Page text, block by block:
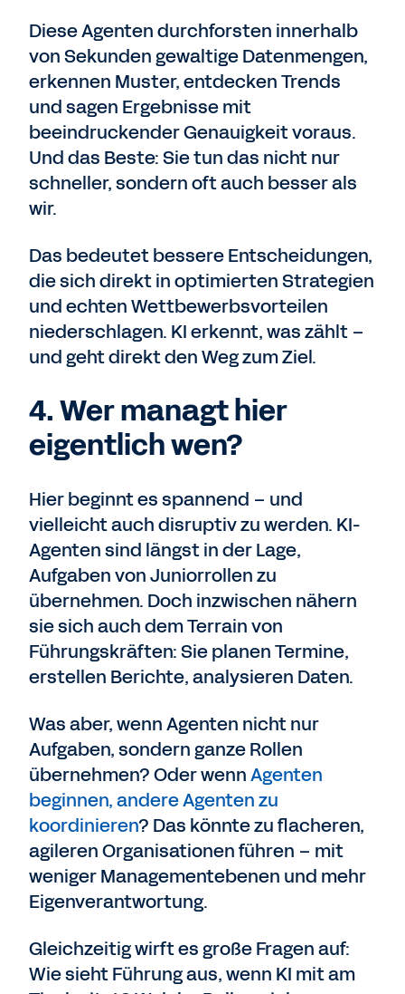
Diese Agenten durchforsten innerhalb
von Sekunden gewaltige Datenmengen,
erkennen Muster, entdecken Trends
und sagen Ergebnisse mit
beeindruckender Genauigkeit voraus.
Und das Beste: Sie tun das nicht nur
schneller, sondern oft auch besser als
wir.
Das bedeutet bessere Entscheidungen,
die sich direkt in optimierten Strategien
und echten Wettbewerbsvorteilen
niederschlagen. KI erkennt, was zählt –
und geht direkt den Weg zum Ziel.
4. Wer managt hier
eigentlich wen?
Hier beginnt es spannend – und
vielleicht auch disruptiv zu werden. KI-
Agenten sind längst in der Lage,
Aufgaben von Juniorrollen zu
übernehmen. Doch inzwischen nähern
sie sich auch dem Terrain von
Führungskräften: Sie planen Termine,
erstellen Berichte, analysieren Daten.
Was aber, wenn Agenten nicht nur
Aufgaben, sondern ganze Rollen
übernehmen? Oder wennAgenten
beginnen, andere Agenten zu
koordinieren? Das könnte zu flacheren,
agileren Organisationen führen – mit
weniger Managementebenen und mehr
Eigenverantwortung.
Gleichzeitig wirft es große Fragen auf:
Wie sieht Führung aus, wenn KI mit am